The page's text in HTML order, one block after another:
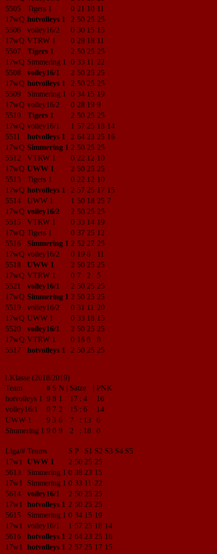
5505
Tigers 1 0 21 10 11
17wQ hotvolleys 1 2 50 25 25
5506
volley16/2 0 30 15 15
17wQ VTRW 1 0 29 18 11
5507
Tigers 1 2 50 25 25
17wQ Simmering 1 0 33 11 22
5508
volley16/1 2 50 25 25
17wQ hotvolleys 1 2 50 25 25
5509
Simmering 1 0 34 15 19
17wQ volley16/2 0 28 19 9
5510
Tigers 1 2 50 25 25
17wQ volley16/1 1 57 25 18 14
5511
hotvolleys 1 2 64 23 25 16
17wQ Simmering 1 2 50 25 25
5512
VTRW 1 0 22 12 10
17wQ UWW 1 2 50 25 25
5513
Tigers 1 0 22 12 10
17wQ hotvolleys 1 2 57 25 17 15
5514
UWW 1 1 50 18 25 7
17wQ volley16/2 2 50 25 25
5515
VTRW 1 0 33 14 19
17wQ Tigers 1 0 37 25 12
5516
Simmering 1 2 52 27 25
17wQ volley16/2 0 19 8
11
5518
UWW 1 2 50 25 25
17wQ VTRW 1 0 7 2
5
5521
volley16/1 2 50 25 25
17wQ Simmering 1 2 50 25 25
5519
volley16/2 0 31 11 20
17wQ UWW 1 0 33 18 15
5520
volley16/1 2 50 25 25
17wQ VTRW 1 0 16 8
8
5517
hotvolleys 1 2 50 25 25
1.Klasse (2018/2019)
Team
# S N | Sätze | PNK
hotvolleys 1
9 8 1 17 : 4
16
volley16/1
9 7 2 15 : 6
14
UWW 1
9 3 6 7 : 13
6
Simmering 1 9 0 9 2 : 18 0
Liga/# Teams S P S1 S2 S3 S4 S5
17w1
UWW 1 2 50 25 25
5613
Simmering 1 0 38 23 15
17w1
Simmering 1 0 33 11 22
5614
volley16/1 2 50 25 25
17w1
hotvolleys 1 2 50 25 25
5615
Simmering 1 0 34 15 19
17w1
volley16/1 1 57 25 18 14
5616
hotvolleys 1 2 64 23 25 16
17w1
hotvolleys 1 2 57 25 17 15